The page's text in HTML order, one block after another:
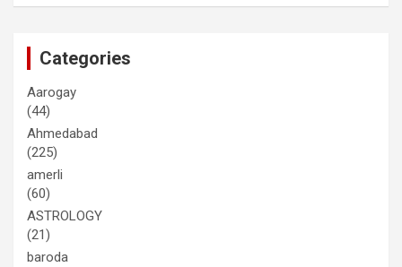
Categories
Aarogay
(44)
Ahmedabad
(225)
amerli
(60)
ASTROLOGY
(21)
baroda